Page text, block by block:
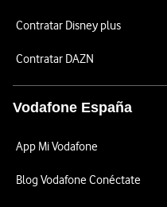
Contratar Disney plus
Contratar DAZN
Vodafone España
App Mi Vodafone
Blog Vodafone Conéctate